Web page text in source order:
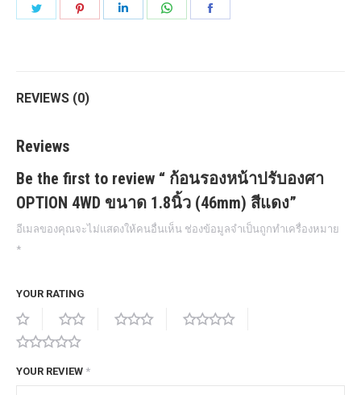
แดง
REVIEWS (0)
Reviews
Be the first to review “ ก้อนรองหน้าปรับองศา
OPTION 4WD ขนาด 1.8นิ้ว (46mm) สีแดง”
อีเมลของคุณจะไม่แสดงให้คนอื่นเห็น ช่องข้อมูลจำเป็นถูกทำเครื่องหมาย
*
YOUR RATING
YOUR REVIEW *